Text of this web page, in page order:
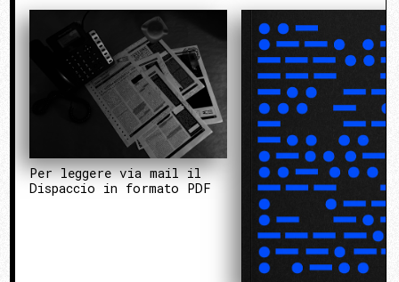
Per leggere via mail il
Dispaccio in formato PDF